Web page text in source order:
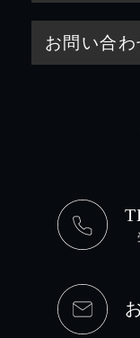
お問い合わ